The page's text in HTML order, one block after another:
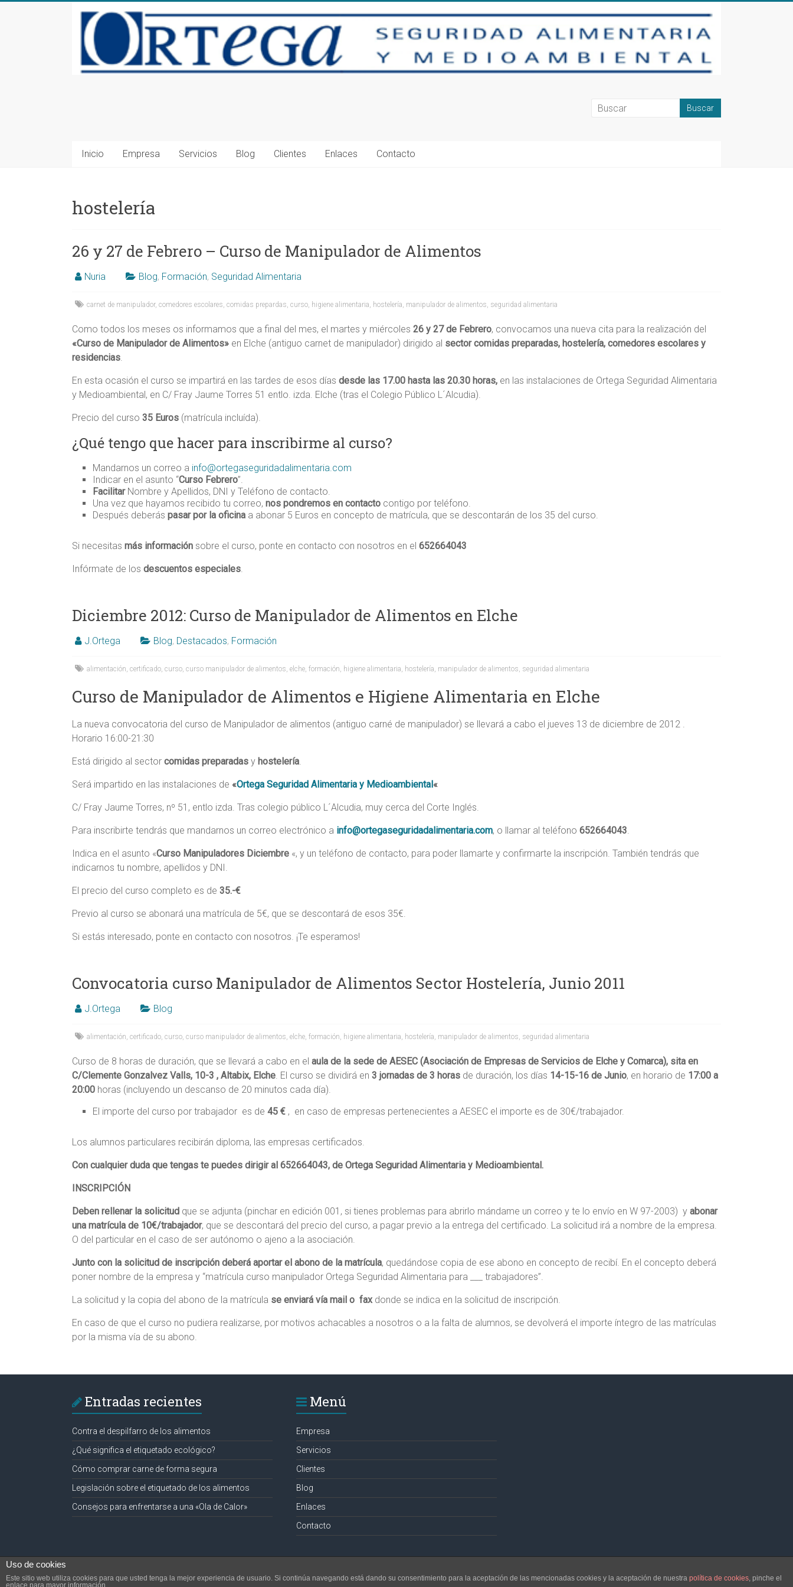
Seguridad
y
Medioambiente
en
Alicante,
Elche,
Ortega
Inicio Empresa Servicios Blog Clientes Enlaces Contacto
hostelería
26 y 27 de Febrero – Curso de Manipulador de Alimentos
Nuria Blog, Formación, Seguridad Alimentaria
carnet de manipulador, comedores escolares, comidas prepardas, curso, higiene alimentaria, hostelería, manipulador de alimentos, seguridad alimentaria
Como todos los meses os informamos que a final del mes, el martes y miércoles 26 y 27 de Febrero, convocamos una nueva cita para la realización del
«Curso de Manipulador de Alimentos» en Elche (antiguo carnet de manipulador) dirigido al sector comidas preparadas, hostelería, comedores escolares y
residencias.
En esta ocasión el curso se impartirá en las tardes de esos días desde las 17.00 hasta las 20.30 horas, en las instalaciones de Ortega Seguridad Alimentaria
y Medioambiental, en C/ Fray Jaume Torres 51 entlo. izda. Elche (tras el Colegio Público L´Alcudia).
Precio del curso 35 Euros (matrícula incluída).
¿Qué tengo que hacer para inscribirme al curso?
Mandarnos un correo a info@ortegaseguridadalimentaria.com
Indicar en el asunto “Curso Febrero”.
FacilitarNombre y Apellidos, DNI y Teléfono de contacto.
Una vez que hayamos recibido tu correo, nos pondremos en contacto contigo por teléfono.
Después deberás pasar por la oficina a abonar 5 Euros en concepto de matrícula, que se descontarán de los 35 del curso.
Si necesitas más información sobre el curso, ponte en contacto con nosotros en el 652664043
Infórmate de los descuentos especiales.
Diciembre 2012: Curso de Manipulador de Alimentos en Elche
J.Ortega Blog, Destacados, Formación
alimentación, certificado, curso, curso manipulador de alimentos, elche, formación, higiene alimentaria, hostelería, manipulador de alimentos, seguridad alimentaria
Curso de Manipulador de Alimentos e Higiene Alimentaria en Elche
La nueva convocatoria del curso de Manipulador de alimentos (antiguo carné de manipulador) se llevará a cabo el jueves 13 de diciembre de 2012 .
Horario 16:00-21:30
Está dirigido al sector comidas preparadas y hostelería.
Será impartido en las instalaciones de «Ortega Seguridad Alimentaria y Medioambiental«
C/ Fray Jaume Torres, nº 51, entlo izda. Tras colegio público L´Alcudia, muy cerca del Corte Inglés.
Para inscribirte tendrás que mandarnos un correo electrónico a info@ortegaseguridadalimentaria.com, o llamar al teléfono 652664043.
Indica en el asunto «Curso Manipuladores Diciembre «, y un teléfono de contacto, para poder llamarte y confirmarte la inscripción. También tendrás que
indicarnos tu nombre, apellidos y DNI.
El precio del curso completo es de 35.-€
Previo al curso se abonará una matrícula de 5€, que se descontará de esos 35€.
Si estás interesado, ponte en contacto con nosotros. ¡Te esperamos!
Convocatoria curso Manipulador de Alimentos Sector Hostelería, Junio 2011
J.Ortega Blog
alimentación, certificado, curso, curso manipulador de alimentos, elche, formación, higiene alimentaria, hostelería, manipulador de alimentos, seguridad alimentaria
Curso de 8 horas de duración, que se llevará a cabo en el aula de la sede de AESEC (Asociación de Empresas de Servicios de Elche y Comarca), sita en
C/Clemente Gonzalvez Valls, 10-3 , Altabix, Elche. El curso se dividirá en 3 jornadas de 3 horas de duración, los días 14-15-16 de Junio, en horario de 17:00 a
20:00 horas (incluyendo un descanso de 20 minutos cada día).
El importe del curso por trabajador es de 45 € , en caso de empresas pertenecientes a AESEC el importe es de 30€/trabajador.
Los alumnos particulares recibirán diploma, las empresas certificados.
Con cualquier duda que tengas te puedes dirigir al 652664043, de Ortega Seguridad Alimentaria y Medioambiental.
INSCRIPCIÓN
Deben rellenar la solicitud que se adjunta (pinchar en edición 001, si tienes problemas para abrirlo mándame un correo y te lo envío en W 97-2003) y abonar
una matrícula de 10€/trabajador, que se descontará del precio del curso, a pagar previo a la entrega del certificado. La solicitud irá a nombre de la empresa.
O del particular en el caso de ser autónomo o ajeno a la asociación.
Junto con la solicitud de inscripción deberá aportar el abono de la matrícula, quedándose copia de ese abono en concepto de recibí. En el concepto deberá
poner nombre de la empresa y “matrícula curso manipulador Ortega Seguridad Alimentaria para ___ trabajadores”.
La solicitud y la copia del abono de la matrícula se enviará vía mail o faxdonde se indica en la solicitud de inscripción.
En caso de que el curso no pudiera realizarse, por motivos achacables a nosotros o a la falta de alumnos, se devolverá el importe íntegro de las matrículas
por la misma vía de su abono.
Entradas recientes
Contra el despilfarro de los alimentos
¿Qué significa el etiquetado ecológico?
Cómo comprar carne de forma segura
Legislación sobre el etiquetado de los alimentos
Consejos para enfrentarse a una «Ola de Calor»
Menú
Empresa
Servicios
Clientes
Blog
Enlaces
Contacto
Todos los derechos reservados.
Uso de cookies
Este sitio web utiliza cookies para que usted tenga la mejor experiencia de usuario. Si continúa navegando está dando su consentimiento para la aceptación de las mencionadas cookies y la aceptación de nuestra política de cookies, pinche el
enlace para mayor información.